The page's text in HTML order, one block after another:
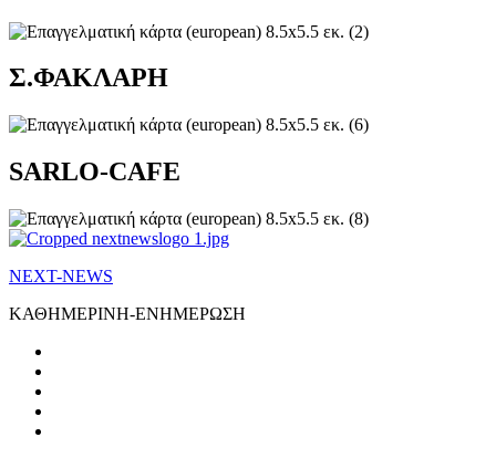
Σ.ΦΑΚΛΑΡΗ
SARLO-CAFE
NEXT-NEWS
ΚΑΘΗΜΕΡΙΝΗ-ΕΝΗΜΕΡΩΣΗ